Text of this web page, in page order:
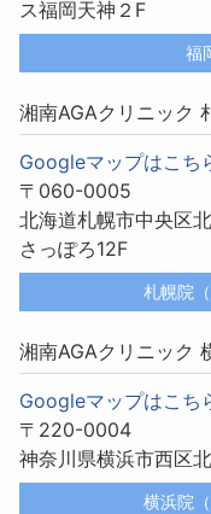
ス福岡天神２F
福
湘南AGAクリニック
Googleマップはこち
〒060-0005
北海道札幌市中央区
さっぽろ12F
札幌院
湘南AGAクリニック
Googleマップはこち
〒220-0004
神奈川県横浜市西区
横浜院